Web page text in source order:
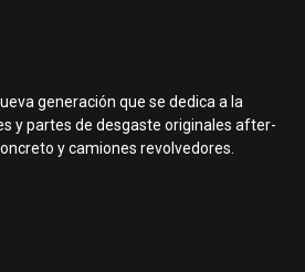
generación que se dedica a la
y partes de desgaste originales after-
y camiones revolvedores.